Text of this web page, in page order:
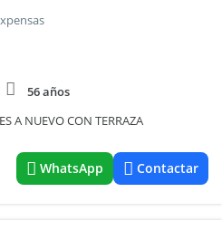
56 años
A NUEVO CON TERRAZA
WhatsApp Contactar